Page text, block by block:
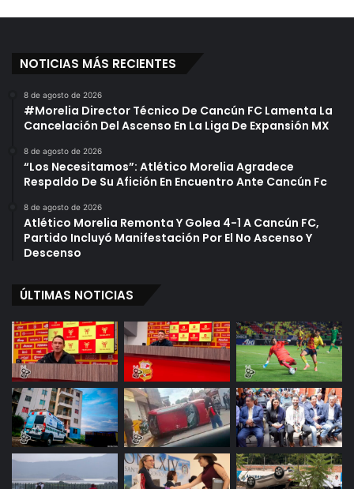
NOTICIAS MÁS RECIENTES
8 de agosto de 2026
#Morelia Director Técnico De Cancún FC Lamenta La
Cancelación Del Ascenso En La Liga De Expansión MX
8 de agosto de 2026
“Los Necesitamos”: Atlético Morelia Agradece
Respaldo De Su Afición En Encuentro Ante Cancún Fc
8 de agosto de 2026
Atlético Morelia Remonta Y Golea 4-1 A Cancún FC,
Partido Incluyó Manifestación Por El No Ascenso Y
Descenso
ÚLTIMAS NOTICIAS